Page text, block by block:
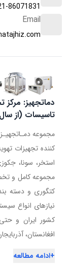
86071831
Email
دماتجهیز:
تاسیسات (از سال 1383)
کننده تجهیزات
استخر، سونا،
کتگوری و دسته
نیازهای انواع
کشور ایران و حتی
افغانستان،
+ادامه مطالعه